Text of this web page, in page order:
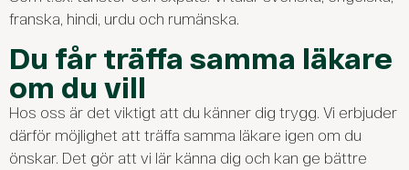
franska, hindi, urdu och rumänska.
Du får träffa samma läkare
om du vill
Hos oss är det viktigt att du känner dig trygg. Vi erbjuder
därför möjlighet att träffa samma läkare igen om du
önskar. Det gör att vi lär känna dig och kan ge bättre